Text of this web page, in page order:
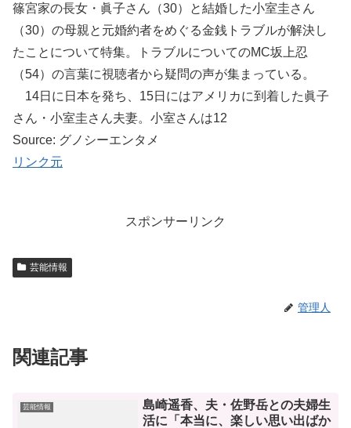
篠宮家の長女・眞子さん（30）と結婚した小室圭さん
（30）の母親と元婚約者をめぐる金銭トラブルが解決し
たことについて特集。トラブルについてのMC坂上忍
（54）の言葉に視聴者から疑問の声が集まっている。
14日に日本を発ち、15日にはアメリカに到着した眞子
さん・小室圭さん夫妻。小室さんは12
Source: グノシーエンタメ
リンク元
スポンサーリンク
芸能情報
管理人
関連記事
芸能情報
島崎遥香、夫・佐野岳との夫婦生
活に「本当に、楽しい思い出ばか